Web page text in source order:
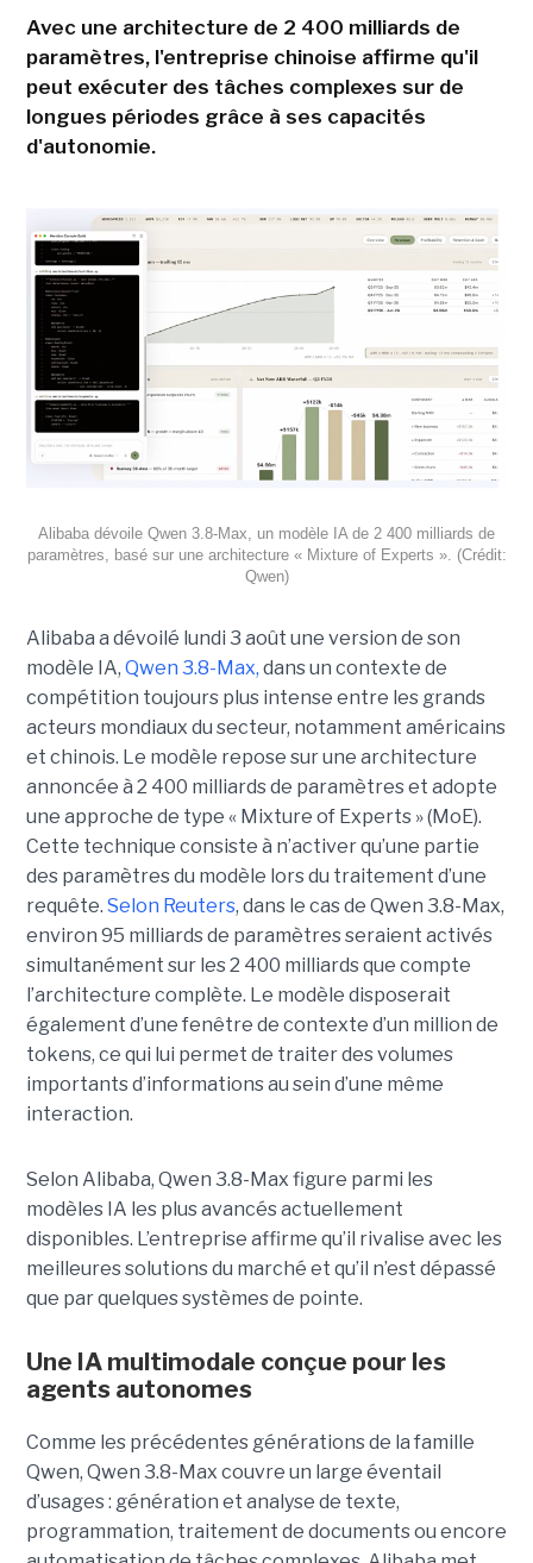
Avec une architecture de 2 400 milliards de
paramètres, l'entreprise chinoise affirme qu'il
peut exécuter des tâches complexes sur de
longues périodes grâce à ses capacités
d'autonomie.
Alibaba dévoile Qwen 3.8-Max, un modèle IA de 2 400 milliards de
paramètres, basé sur une architecture « Mixture of Experts ». (Crédit:
Qwen)
Alibaba a dévoilé lundi 3 août une version de son
modèle IA, Qwen 3.8-Max, dans un contexte de
compétition toujours plus intense entre les grands
acteurs mondiaux du secteur, notamment américains
et chinois. Le modèle repose sur une architecture
annoncée à 2 400 milliards de paramètres et adopte
une approche de type « Mixture of Experts » (MoE).
Cette technique consiste à n’activer qu’une partie
des paramètres du modèle lors du traitement d’une
requête. Selon Reuters, dans le cas de Qwen 3.8-Max,
environ 95 milliards de paramètres seraient activés
simultanément sur les 2 400 milliards que compte
l’architecture complète. Le modèle disposerait
également d’une fenêtre de contexte d’un million de
tokens, ce qui lui permet de traiter des volumes
importants d’informations au sein d’une même
interaction.
Selon Alibaba, Qwen 3.8-Max figure parmi les
modèles IA les plus avancés actuellement
disponibles. L’entreprise affirme qu’il rivalise avec les
meilleures solutions du marché et qu’il n’est dépassé
que par quelques systèmes de pointe.
Une IA multimodale conçue pour les
agents autonomes
Comme les précédentes générations de la famille
Qwen, Qwen 3.8-Max couvre un large éventail
d’usages : génération et analyse de texte,
programmation, traitement de documents ou encore